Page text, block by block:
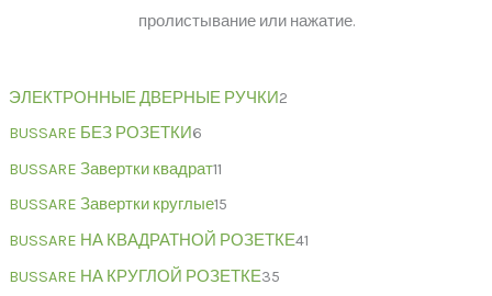
пролистывание или нажатие.
ЭЛЕКТРОННЫЕ ДВЕРНЫЕ РУЧКИ2
BUSSARE БЕЗ РОЗЕТКИ6
BUSSARE Завертки квадрат11
BUSSARE Завертки круглые15
BUSSARE НА КВАДРАТНОЙ РОЗЕТКЕ41
BUSSARE НА КРУГЛОЙ РОЗЕТКЕ35